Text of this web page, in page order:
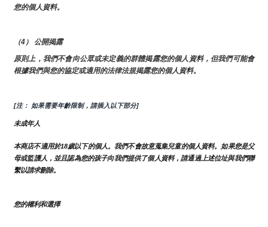
您的個人資料。
（4） 公開揭露
原則上，我們不會向公眾或未定義的群體揭露您的個人資料，但我們可能會
根據我們與您的協定或適用的法律法規揭露您的個人資料。
[注： 如果需要年齡限制，請插入以下部分]
未成年人
本商店不適用於18歲以下的個人。我們不會故意蒐集兒童的個人資料。如果您是父
母或監護人，並且認為您的孩子向我們提供了個人資料，請通過上述位址與我們聯
繫以請求刪除。
您的權利和選擇